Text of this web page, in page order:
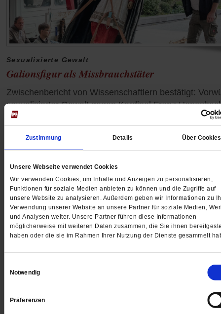
Zustimmung Details Über Cookies
Unsere Webseite verwendet Cookies
Wir verwenden Cookies, um Inhalte und Anzeigen zu personalisieren,
Funktionen für soziale Medien anbieten zu können und die Zugriffe auf
unsere Website zu analysieren. Außerdem geben wir Informationen zu
Verwendung unserer Website an unsere Partner für soziale Medien,
und Analysen weiter. Unsere Partner führen diese Informationen
möglicherweise mit weiteren Daten zusammen, die Sie ihnen
haben oder die sie im Rahmen Ihrer Nutzung der Dienste gesammelt
Notwendig
Präferenzen
Sexualisierte Gewalt
Galionsfigur als Missbrauchstäter
Zwischenbericht von Wissenschaftlern bestätigt:
sexualisierter Gewalt gegen Kardinal Franz
sind plausibel.